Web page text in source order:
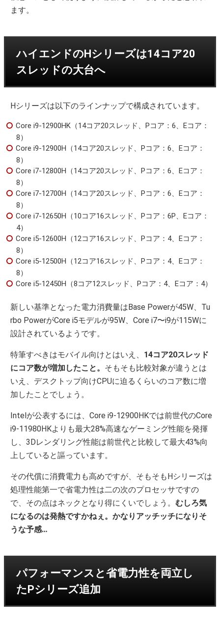
ます。
ハイエンドのHシリーズは14コア20
スレッドの大台へ
Hシリーズは以下のラインナップで構成されています。
Core i9-12900HK（14コア20スレッド、Pコア：6、Eコア：
8）
Core i9-12900H（14コア20スレッド、Pコア：6、Eコア：
8）
Core i7-12800H（14コア20スレッド、Pコア：6、Eコア：
8）
Core i7-12700H（14コア20スレッド、Pコア：6、Eコア：
8）
Core i7-12650H（10コア16スレッド、Pコア：6P、Eコア：
4）
Core i5-12600H（12コア16スレッド、Pコア：4、Eコア：
8）
Core i5-12500H（12コア16スレッド、Pコア：4、Eコア：
8）
Core i5-12450H（8コア12スレッド、Pコア：4、Eコア：4）
新しい基準となった電力消費量はBase Powerが45W、Tu
rbo PowerがCore i5モデルが95W、Core i7〜i9が115Wに
設計されているようです。
特筆すべきはモバイル向けとはいえ、 14コア20スレッド
にコア数が増加したこと。 そもそも比較対象が違うとは
いえ、デスクトップ向けCPUに迫るくらいのコア数に増
加したことでしょう。
Intelが公表するには、Core i9-12900HKでは前世代のCore
i9-11980HKよりも最大28%高速なゲーミング性能を発揮
し、3Dレンダリング性能は前世代と比較して最大43%向
上していると謳っています。
その代償に消費電力も高めですが、そもそもHシリーズは
処理性能第一で省電力性は二の次のプロセッサですの
で、その点はネックとなり得にくいでしょう。むしろ気
になるのは発熱ですかねぇ。かなりアッチッチになりそ
うな予感…
パフォーマンスと省電力性を両立し
たPシリーズ追加